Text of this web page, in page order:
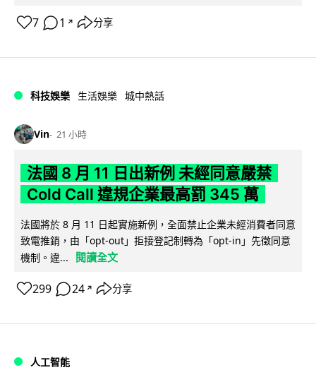
7 1 ↗ 分享
科技娛樂 生活娛樂 城中熱話
Vin 21 小時
法國 8 月 11 日出新例 未經同意嚴禁
Cold Call 違規企業最高罰 345 萬
法國將於 8 月 11 日起實施新例，全面禁止企業未經消費者同意
致電推銷，由「opt-out」拒接登記制轉為「opt-in」先徵同意
機制。違...
閱讀全文
299 24 ↗ 分享
人工智能